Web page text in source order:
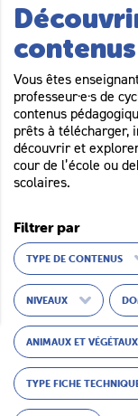
Vous êtes
professeur·e·s de
contenus
prêts à télécharger,
découvrir et
cour de l’école ou
scolaires.
Filtrer par
TYPE DE CONTENUS
NIVEAUX
ANIMAUX ET VÉGÉTAUX
TYPE FICHE